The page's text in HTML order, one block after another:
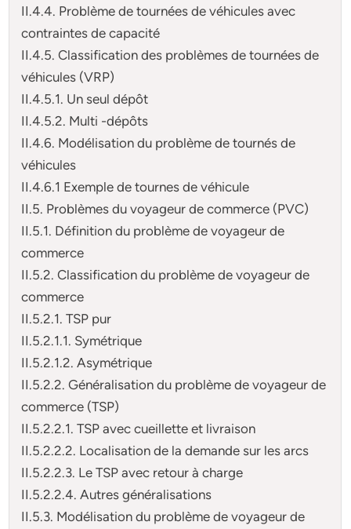
II.4.4. Problème de tournées de véhicules avec
contraintes de capacité
II.4.5. Classification des problèmes de tournées de
véhicules (VRP)
II.4.5.1. Un seul dépôt
II.4.5.2. Multi -dépôts
II.4.6. Modélisation du problème de tournés de
véhicules
II.4.6.1 Exemple de tournes de véhicule
II.5. Problèmes du voyageur de commerce (PVC)
II.5.1. Définition du problème de voyageur de
commerce
II.5.2. Classification du problème de voyageur de
commerce
II.5.2.1. TSP pur
II.5.2.1.1. Symétrique
II.5.2.1.2. Asymétrique
II.5.2.2. Généralisation du problème de voyageur de
commerce (TSP)
II.5.2.2.1. TSP avec cueillette et livraison
II.5.2.2.2. Localisation de la demande sur les arcs
II.5.2.2.3. Le TSP avec retour à charge
II.5.2.2.4. Autres généralisations
II.5.3. Modélisation du problème de voyageur de